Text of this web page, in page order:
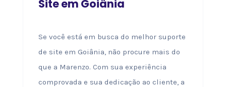
Site em Goiânia
Se você está em busca do melhor suporte
de site em Goiânia, não procure mais do
que a Marenzo. Com sua experiência
comprovada e sua dedicação ao cliente, a